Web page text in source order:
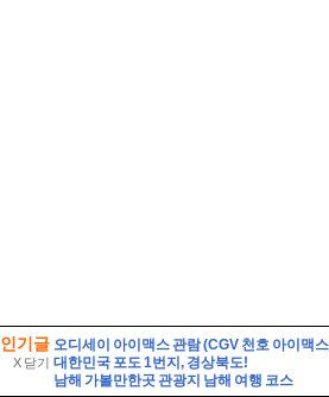
인기글
X 닫기
오디세이 아이맥스 관람 (CGV 천호 아이맥
대한민국 포도 1번지, 경상북도!
남해 가볼만한곳 관광지 남해 여행 코스